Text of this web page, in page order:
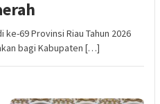
69 Provinsi Riau Tahun 2026
bagi Kabupaten […]